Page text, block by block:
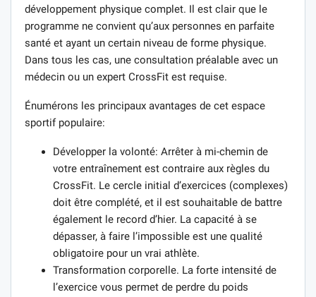
développement physique complet. Il est clair que le
programme ne convient qu’aux personnes en parfaite
santé et ayant un certain niveau de forme physique.
Dans tous les cas, une consultation préalable avec un
médecin ou un expert CrossFit est requise.
Énumérons les principaux avantages de cet espace
sportif populaire:
Développer la volonté: Arrêter à mi-chemin de
votre entraînement est contraire aux règles du
CrossFit. Le cercle initial d’exercices (complexes)
doit être complété, et il est souhaitable de battre
également le record d’hier. La capacité à se
dépasser, à faire l’impossible est une qualité
obligatoire pour un vrai athlète.
Transformation corporelle. La forte intensité de
l’exercice vous permet de perdre du poids